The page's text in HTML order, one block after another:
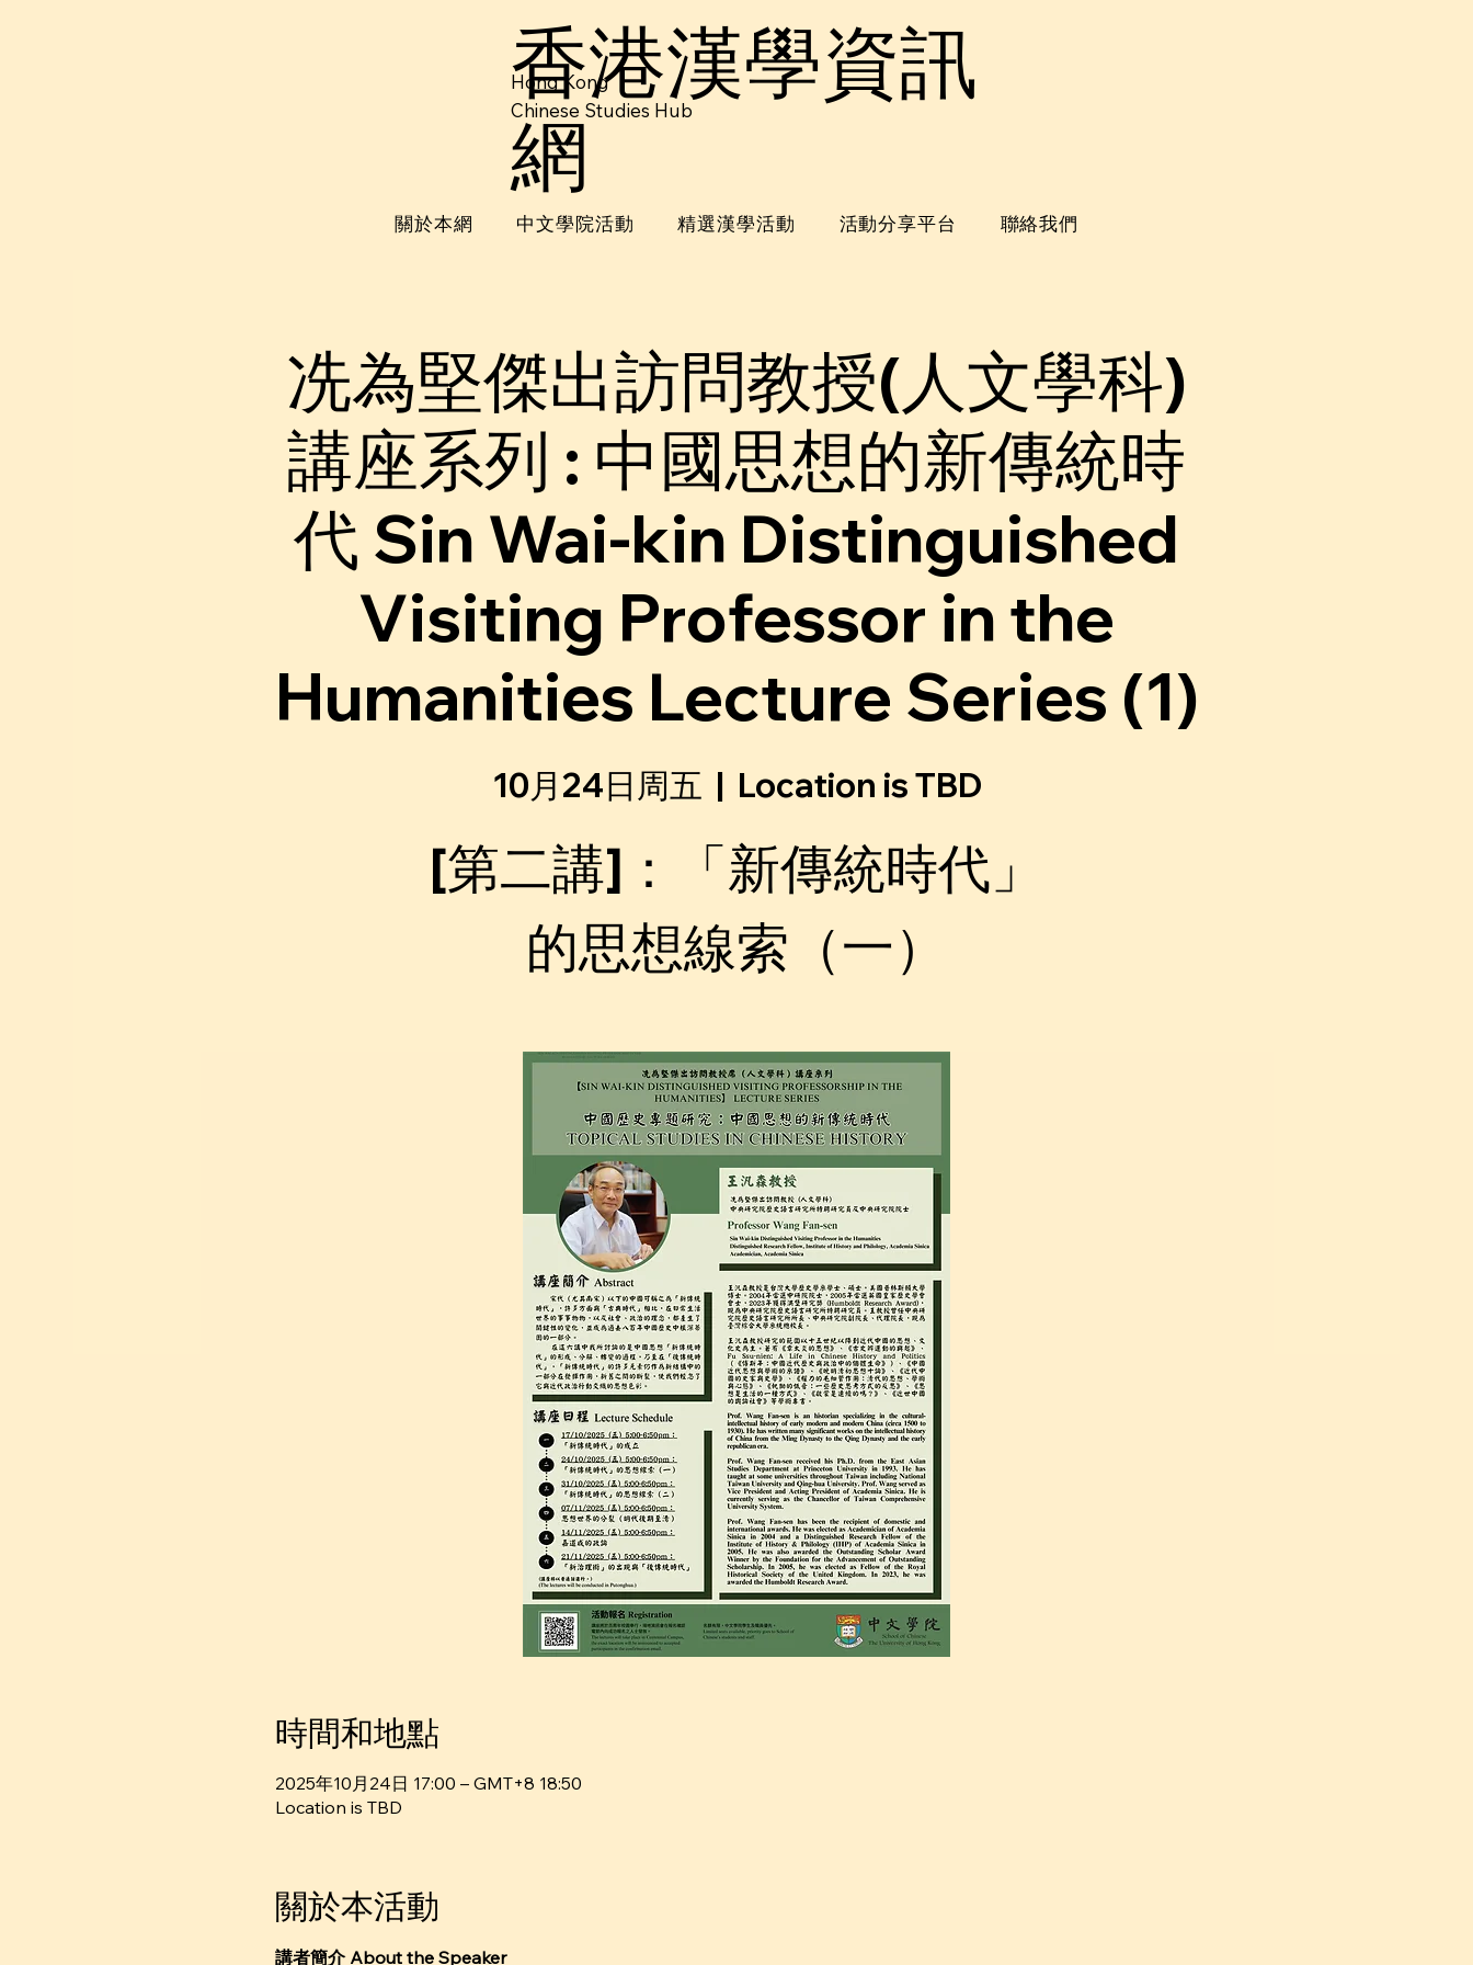
香港漢學資訊
網
Hong Kong
Chinese Studies Hub
關於本網 中文學院活動 精選漢學活動 活動分享平台 聯絡我們
冼為堅傑出訪問教授(人文學科)
講座系列 : 中國思想的新傳統時
代 Sin Wai-kin Distinguished
Visiting Professor in the
Humanities Lecture Series (1)
10月24日周五
  |
Location is TBD
[第二講]：「新傳統時代」
的思想線索（一）
時間和地點
2025年10月24日 17:00 – GMT+8 18:50
Location is TBD
關於本活動
講者簡介 About the Speaker